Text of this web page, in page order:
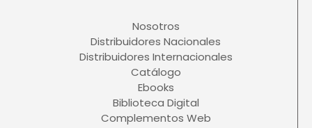
Nosotros
Distribuidores Nacionales
Distribuidores Internacionales
Catálogo
Ebooks
Biblioteca Digital
Complementos Web